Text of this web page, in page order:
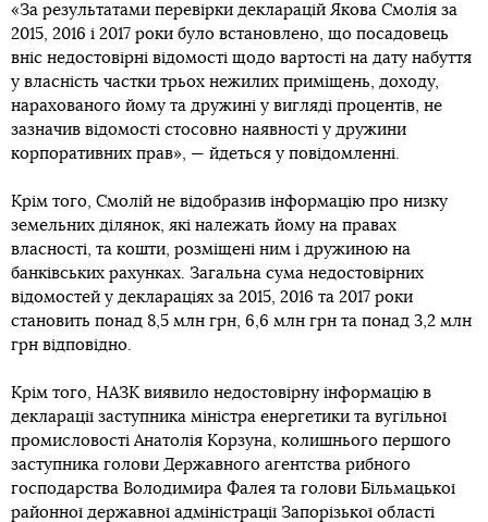
«За результатами перевірки декларацій Якова Смолія за
2015, 2016 і 2017 роки було встановлено, що посадовець
вніс недостовірні відомості щодо вартості на дату набуття
у власність частки трьох нежилих приміщень, доходу,
нарахованого йому та дружині у вигляді процентів, не
зазначив відомості стосовно наявності у дружини
корпоративних прав», — йдеться у повідомленні.
Крім того, Смолій не відобразив інформацію про низку
земельних ділянок, які належать йому на правах
власності, та кошти, розміщені ним і дружиною на
банківських рахунках. Загальна сума недостовірних
відомостей у деклараціях за 2015, 2016 та 2017 роки
становить понад 8,5 млн грн, 6,6 млн грн та понад 3,2 млн
грн відповідно.
Крім того, НАЗК виявило недостовірну інформацію в
декларації заступника міністра енергетики та вугільної
промисловості Анатолія Корзуна, колишнього першого
заступника голови Державного агентства рибного
господарства Володимира Фалея та голови Більмацької
районної державної адміністрації Запорізької області